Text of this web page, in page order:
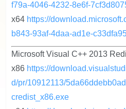
f79a-4046-4232-8e6f-
x64 https://
b843-93af-4daa-ad1e-
Microsoft Visual C++ 2013
x86 https://
d/pr/10912113/
credist_x86.exe